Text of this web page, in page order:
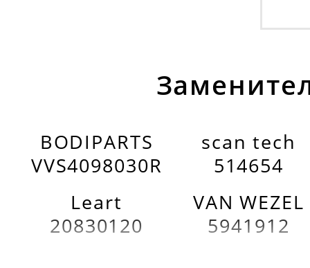
BODIPARTS
VVS4098030R
Leart
20830120
scan tech
514654
VAN WEZEL
5941912